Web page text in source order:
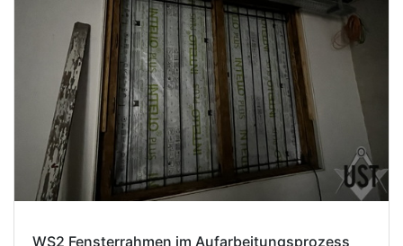
WS2 Fensterrahmen im Aufarbeitungsprozess